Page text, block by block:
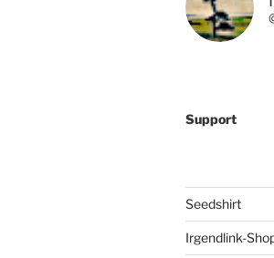
Support
Seedshirt
Irgendlink-